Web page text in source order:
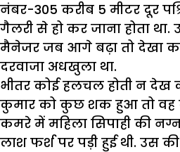
नंबर-305 करीब 5 मीटर दूर
गैलरी से हो कर जाना होता
मैनेजर जब आगे बढ़ा तो देखा
दरवाजा अधखुला था.
भीतर कोई हलचल होती न
कुमार को कुछ शक हुआ तो वह
कमरे में महिला सिपाही की
लाश फर्श पर पड़ी हुई थी. उस की